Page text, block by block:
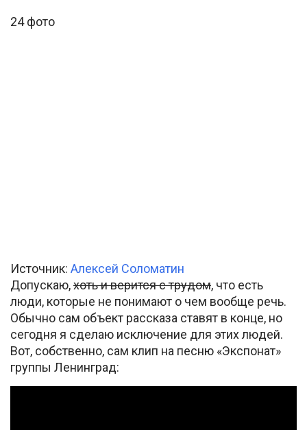
24 фото
Источник: Алексей Соломатин
Допускаю,хоть и верится с трудом, что есть
люди, которые не понимают о чем вообще речь.
Обычно сам объект рассказа ставят в конце, но
сегодня я сделаю исключение для этих людей.
Вот, собственно, сам клип на песню «Экспонат»
группы Ленинград: